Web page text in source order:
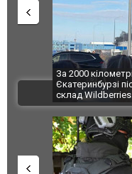
За 2000
Єкатеринбурзі
склад